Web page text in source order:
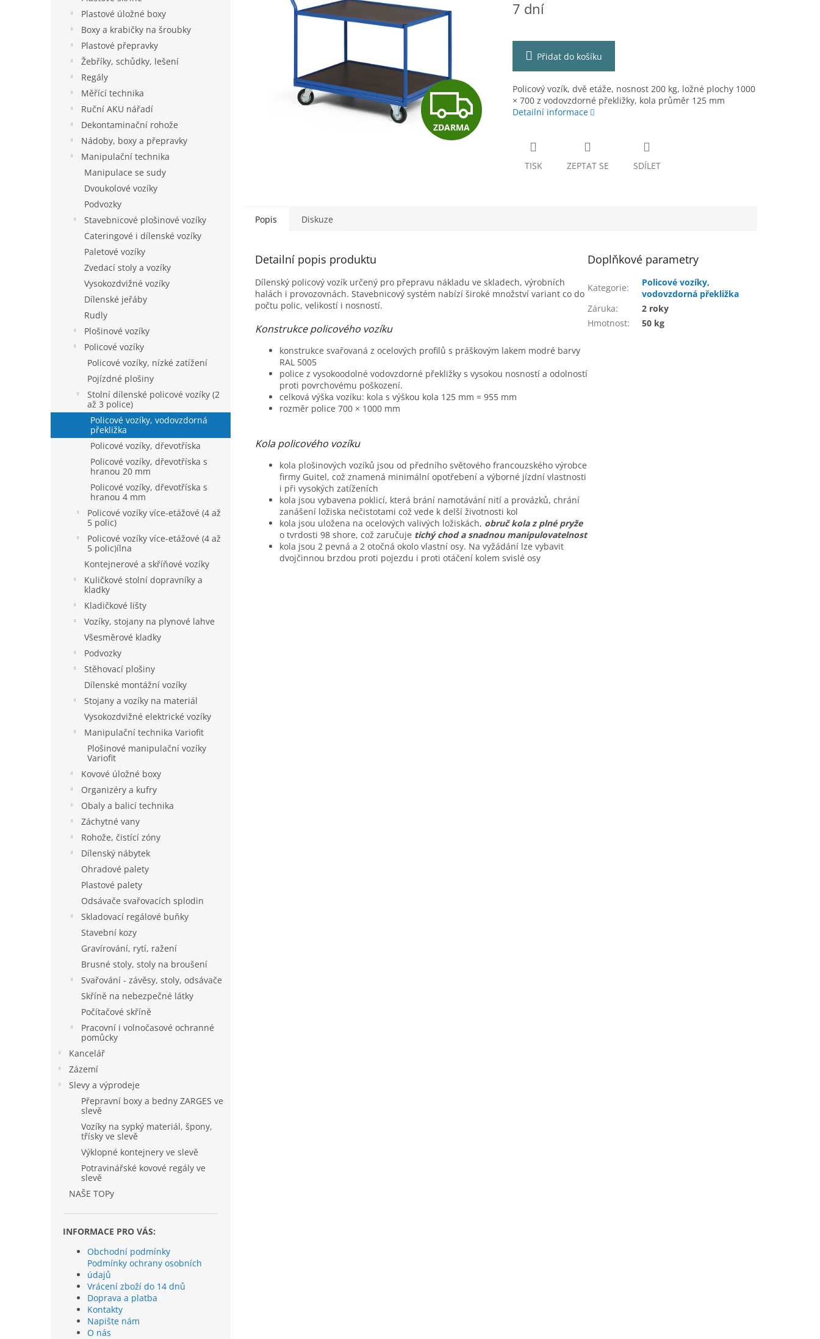
Plastové úložné boxy
Boxy a krabičky na šroubky
Plastové přepravky
Žebříky, schůdky, lešení
Regály
Měřící technika
Ruční AKU nářadí
Dekontaminační rohože
Nádoby, boxy a přepravky
Manipulační technika
Manipulace se sudy
Dvoukolové vozíky
Podvozky
Stavebnicové plošinové vozíky
Cateringové i dílenské vozíky
Paletové vozíky
Zvedací stoly a vozíky
Vysokozdvižné vozíky
Dílenské jeřáby
Rudly
Plošinové vozíky
Policové vozíky
Policové vozíky, nízké zatížení
Pojízdné plošiny
Stolní dílenské policové vozíky (2
až 3 police)
Policové vozíky, vodovzdorná
překližka
Policové vozíky, dřevotříska
Policové vozíky, dřevotříska s
hranou 20 mm
Policové vozíky, dřevotříska s
hranou 4 mm
Policové vozíky více-etážové (4 až
5 polic)
Policové vozíky více-etážové (4 až
5 polic)ílna
Kontejnerové a skříňové vozíky
Kuličkové stolní dopravníky a
kladky
Kladičkové lišty
Vozíky, stojany na plynové lahve
Všesměrové kladky
Podvozky
Stěhovací plošiny
Dílenské montážní vozíky
Stojany a vozíky na materiál
Vysokozdvižné elektrické vozíky
Manipulační technika Variofit
Plošinové manipulační vozíky
Variofit
Kovové úložné boxy
Organizéry a kufry
Obaly a balicí technika
Záchytné vany
Rohože, čistící zóny
Dílenský nábytek
Ohradové palety
Plastové palety
Odsávače svařovacích splodin
Skladovací regálové buňky
Stavební kozy
Gravírování, rytí, ražení
Brusné stoly, stoly na broušení
Svařování - závěsy, stoly, odsávače
Skříně na nebezpečné látky
Počítačové skříně
Pracovní i volnočasové ochranné
pomůcky
Kancelář
Zázemí
Slevy a výprodeje
Přepravní boxy a bedny ZARGES ve
slevě
Vozíky na sypký materiál, špony,
třísky ve slevě
Výklopné kontejnery ve slevě
Potravinářské kovové regály ve
slevě
NAŠE TOPy
INFORMACE PRO VÁS:
Obchodní podmínky
Podmínky ochrany osobních
údajů
Vrácení zboží do 14 dnů
Doprava a platba
Kontakty
Napište nám
O nás
Z
D
M
ZDARMA
cena:
7 dní
Přidat do košíku
Policový vozík, dvě etáže, nosnost 200 kg, ložné plochy 1000
× 700 z vodovzdorné překližky, kola průměr 125 mm
Detailní informace
TISK ZEPTAT SE SDÍLET
Popis Diskuze
Detailní popis produktu
Dílenský policový vozík určený pro přepravu nákladu ve skladech, výrobních
halách i provozovnách. Stavebnicový systém nabízí široké množství variant co do
počtu polic, velikostí i nosností.
Konstrukce policového vozíku
konstrukce svařovaná z ocelových profilů s práškovým lakem modré barvy
RAL 5005
police z vysokoodolné vodovzdorné překližky s vysokou nosností a odolností
proti povrchovému poškození.
celková výška vozíku: kola s výškou kola 125 mm = 955 mm
rozměr police 700 × 1000 mm
Kola policového vozíku
kola plošinových vozíků jsou od předního světového francouzského výrobce
firmy Guitel, což znamená minimální opotřebení a výborné jízdní vlastnosti
i při vysokých zatíženích
kola jsou vybavena poklicí, která brání namotávání nití a provázků, chrání
zanášení ložiska nečistotami což vede k delší životnosti kol
kola jsou uložena na ocelových valivých ložiskách, obruč kola z plné pryže
o tvrdosti 98 shore, což zaručuje tichý chod a snadnou manipulovatelnost
kola jsou 2 pevná a 2 otočná okolo vlastní osy. Na vyžádání lze vybavit
dvojčinnou brzdou proti pojezdu i proti otáčení kolem svislé osy
Doplňkové parametry
Kategorie:
Policové vozíky,
vodovzdorná překližka
Záruka:
2 roky
Hmotnost: 50 kg